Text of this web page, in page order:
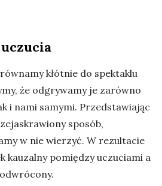
kłótnie do spektaklu
że odgrywamy je zarówno
i nami samymi. Przedstawiając
sposób,
w nie wierzyć. W rezultacie
kauzalny pomiędzy uczuciami a